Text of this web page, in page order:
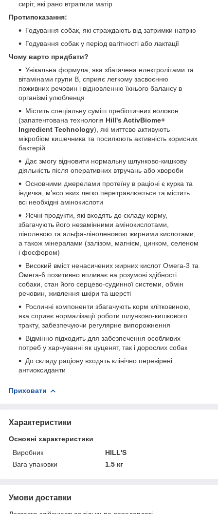
сиріт, які рано втратили матір
Протипоказання:
Годування собак, які страждають від затримки натрію
Годування собак у період вагітності або лактації
Чому варто придбати?
Унікальна формула, яка збагачена електролітами та
вітамінами групи В, сприяє легкому засвоєнню
поживних речовин і відновленню їхнього балансу в
організмі улюбленця
Містить спеціальну суміш пребіотичних волокон
(запатентована технологія Hill's ActivBiome+
Ingredient Technology), які миттєво активують
мікробіом кишечника та посилюють активність корисних
бактерій
Дає змогу відновити нормальну шлунково-кишкову
діяльність після оперативних втручань або хвороби
Основними джерелами протеїну в раціоні є курка та
індичка, м’ясо яких легко перетравлюється та містить
всі необхідні амінокислоти
Яєчні продукти, які входять до складу корму,
збагачують його незамінними амінокислотами,
лінолевою та альфа-ліноленовою жирними кислотами,
а також мінералами (залізом, магнієм, цинком, селеном
і фосфором)
Високий вміст ненасичених жирних кислот Омега-3 та
Омега-6 позитивно впливає на розумові здібності
собаки, стан його серцево-судинної системи, обмін
речовин, живлення шкіри та шерсті
Рослинні компоненти збагачують корм клітковиною,
яка сприяє нормалізації роботи шлунково-кишкового
тракту, забезпечуючи регулярне випорожнення
Відмінно підходить для забезпечення особливих
потреб у харчуванні як цуценят, так і дорослих собак
До складу раціону входять клінічно перевірені
антиоксиданти
Приховати
Характеристики
Основні характеристики
Виробник
HILL'S
Вага упаковки
1.5 кг
Умови доставки